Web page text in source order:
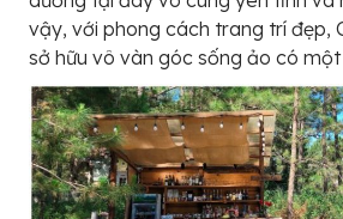
vậy, với phong cách trang trí đẹp,
sở hữu vô vàn góc sống ảo có một